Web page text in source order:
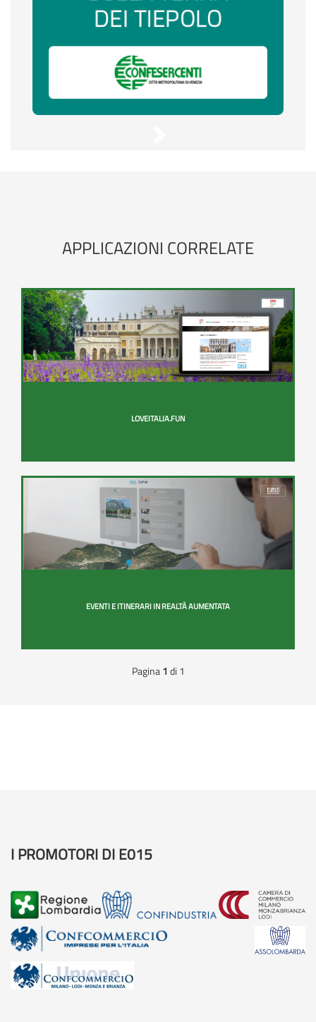
Terra
Tiepolo
APPLICAZIONI CORRELATE
LOVEITALIA.FUN
EVENTI E ITINERARI IN REALTÀ AUMENTATA
Pagina1 di 1
I PROMOTORI DI E015